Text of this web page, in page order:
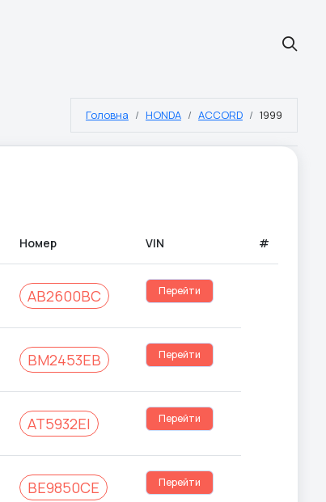
Головна HONDA ACCORD 1999
Номер VIN #
АВ2600ВС Перейти
ВМ2453ЕВ Перейти
АТ5932ЕІ Перейти
ВЕ9850СЕ Перейти